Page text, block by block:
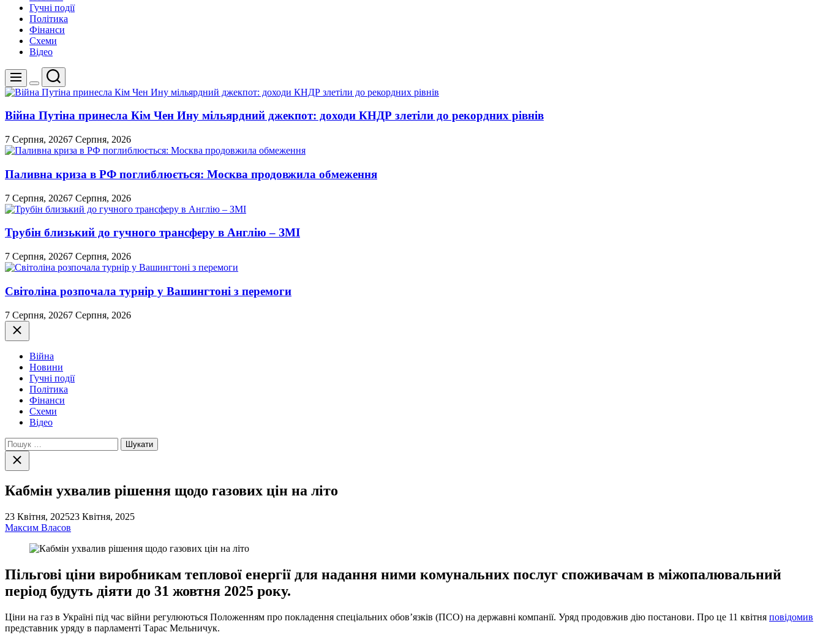
Гучні події
Політика
Фінанси
Схеми
Відео
Меню
Перемикач
кольорового
Пошук
Війна Путіна принесла Кім Чен Ину мільярдний джекпот: доходи КНДР злетіли до рекордних рівнів
7 Серпня, 20267 Серпня, 2026
Паливна криза в РФ поглиблюється: Москва продовжила обмеження
7 Серпня, 20267 Серпня, 2026
Трубін близький до гучного трансферу в Англію – ЗМІ
7 Серпня, 20267 Серпня, 2026
Світоліна розпочала турнір у Вашингтоні з перемоги
7 Серпня, 20267 Серпня, 2026
Закрити
Війна
Новини
Гучні події
Політика
Фінанси
Схеми
Відео
Пошук:
Закрити
пошук
Кабмін ухвалив рішення щодо газових цін на літо
23 Квітня, 202523 Квітня, 2025
Максим Власов
Пільгові ціни виробникам теплової енергії для надання ними комунальних послуг споживачам в міжопалювальний
період будуть діяти до 31 жовтня 2025 року.
Ціни на газ в Україні під час війни регулюються Положенням про покладення спеціальних обов’язків (ПСО) на державні компанії. Уряд продовжив дію постанови. Про це 11 квітня повідомив
представник уряду в парламенті Тарас Мельничук.